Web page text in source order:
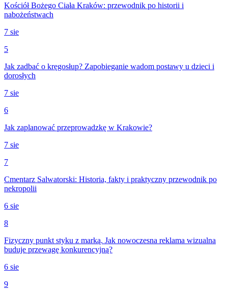
Kościół Bożego Ciała Kraków: przewodnik po historii i
nabożeństwach
7 sie
5
Jak zadbać o kręgosłup? Zapobieganie wadom postawy u dzieci i
dorosłych
7 sie
6
Jak zaplanować przeprowadzkę w Krakowie?
7 sie
7
Cmentarz Salwatorski: Historia, fakty i praktyczny przewodnik po
nekropolii
6 sie
8
Fizyczny punkt styku z marką. Jak nowoczesna reklama wizualna
buduje przewagę konkurencyjną?
6 sie
9